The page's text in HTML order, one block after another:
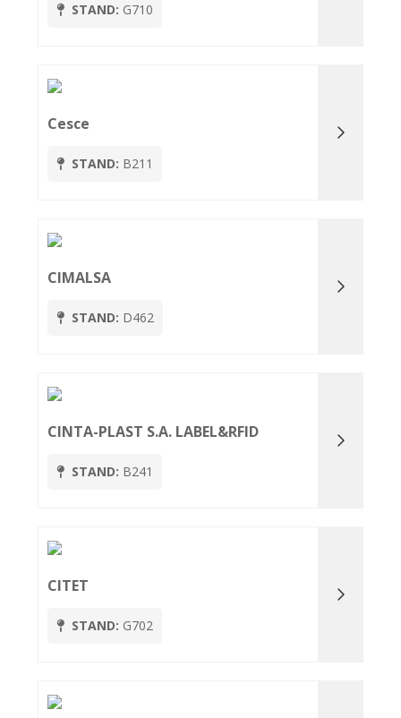
STAND: G710
Cesce
STAND: B211
CIMALSA
STAND: D462
CINTA-PLAST S.A. LABEL&RFID
STAND: B241
CITET
STAND: G702